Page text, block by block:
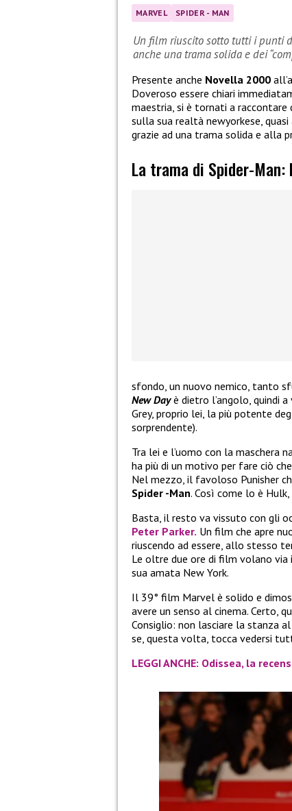
MARVEL SPIDER - MAN
Un film riuscito sotto tutti i punti
anche una trama solida e dei
Presente anche Novella 2000
Doveroso essere chiari
maestria, si è tornati a raccontare
sulla sua realtà newyorkese,
grazie ad una trama solida e alla
La trama di Spider-Man:
sfondo, un nuovo nemico, tanto
New Dayè dietro l’angolo, quindi
Grey, proprio lei, la più potente
sorprendente).
Tra lei e l’uomo con la maschera
ha più di un motivo per fare ciò
Nel mezzo, il favoloso Punisher
Spider -Man. Così come lo è
Basta, il resto va vissuto con gli
Peter Parker. Un film che apre
riuscendo ad essere, allo stesso
Le oltre due ore di film volano
sua amata New York.
Il 39° film Marvel è solido e
avere un senso al cinema. Certo,
Consiglio: non lasciare la stanza
se, questa volta, tocca vedersi
LEGGI ANCHE: Odissea, la